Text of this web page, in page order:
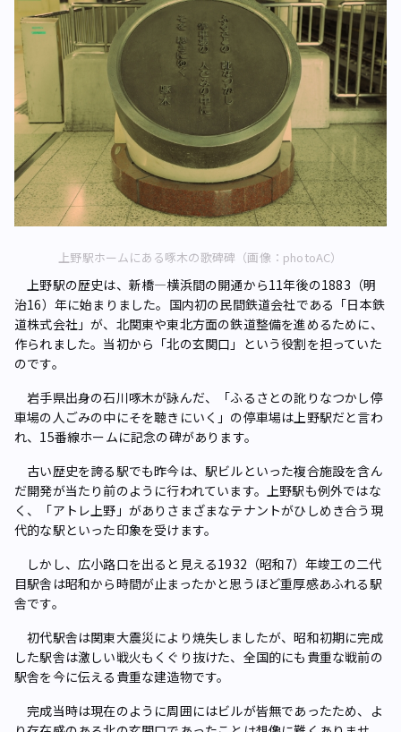
上野駅ホームにある啄木の歌碑碑（画像：photoAC）
上野駅の歴史は、新橋―横浜間の開通から11年後の1883（明
治16）年に始まりました。国内初の民間鉄道会社である「日本鉄
道株式会社」が、北関東や東北方面の鉄道整備を進めるために、
作られました。当初から「北の玄関口」という役割を担っていた
のです。
岩手県出身の石川啄木が詠んだ、「ふるさとの訛りなつかし停
車場の人ごみの中にそを聴きにいく」の停車場は上野駅だと言わ
れ、15番線ホームに記念の碑があります。
古い歴史を誇る駅でも昨今は、駅ビルといった複合施設を含ん
だ開発が当たり前のように行われています。上野駅も例外ではな
く、「アトレ上野」がありさまざまなテナントがひしめき合う現
代的な駅といった印象を受けます。
しかし、広小路口を出ると見える1932（昭和7）年竣工の二代
目駅舎は昭和から時間が止まったかと思うほど重厚感あふれる駅
舎です。
初代駅舎は関東大震災により焼失しましたが、昭和初期に完成
した駅舎は激しい戦火もくぐり抜けた、全国的にも貴重な戦前の
駅舎を今に伝える貴重な建造物です。
完成当時は現在のように周囲にはビルが皆無であったため、よ